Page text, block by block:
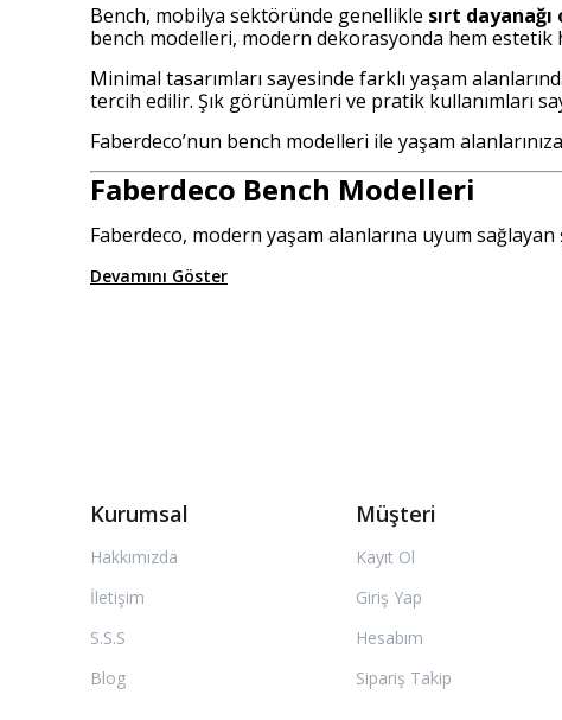
Bench, mobilya sektöründe genellikle sırt
bench modelleri, modern dekorasyonda hem estetik
Minimal tasarımları sayesinde farklı yaşam
tercih edilir. Şık görünümleri ve pratik kullanımları
Faberdeco’nun bench modelleri ile yaşam
Faberdeco Bench Modelleri
Faberdeco, modern yaşam alanlarına uyum
Devamını Göster
Kurumsal
Hakkımızda
İletişim
S.S.S
Blog
Müşteri
Kayıt Ol
Giriş Yap
Hesabım
Sipariş Takip